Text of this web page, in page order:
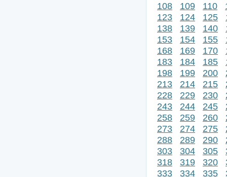
108 109 110
123
124 125
138
139 140
153
154 155
168
169 170
183
184 185
198
199 200
213
214 215
228
229 230
243
244 245
258
259 260
273
274 275
288
289 290
303
304 305
318
319 320
333
334 335